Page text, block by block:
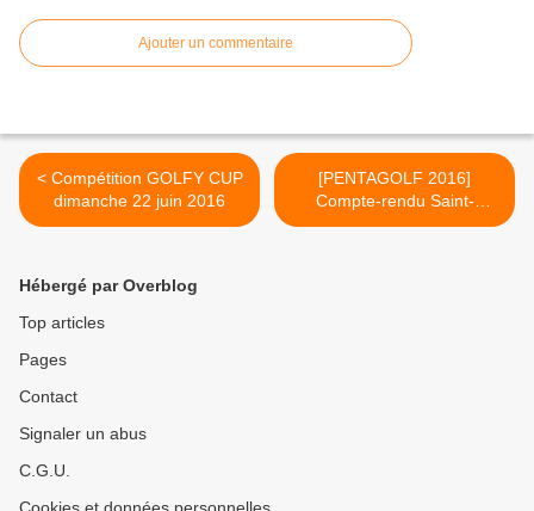
Ajouter un commentaire
< Compétition GOLFY CUP
dimanche 22 juin 2016
[PENTAGOLF 2016]
Compte-rendu Saint-
Cyprien 24/05/16 >
Hébergé par Overblog
Top articles
Pages
Contact
Signaler un abus
C.G.U.